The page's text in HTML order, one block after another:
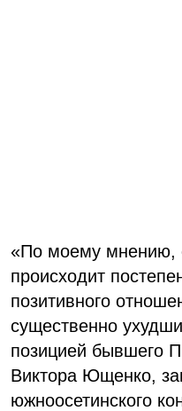
«По моему мнению,
происходит
позитивного
существенно
позицией бывшего
Виктора Ющенко,
южноосетинского